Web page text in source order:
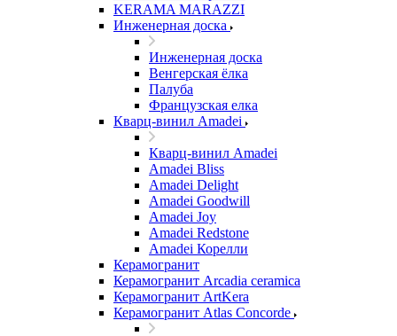
KERAMA MARAZZI
Инженерная доска
Инженерная доска
Венгерская ёлка
Палуба
Французская елка
Кварц-винил Amadei
Кварц-винил Amadei
Amadei Bliss
Amadei Delight
Amadei Goodwill
Amadei Joy
Amadei Redstone
Amadei Корелли
Керамогранит
Керамогранит Arcadia ceramica
Керамогранит ArtKera
Керамогранит Atlas Concorde